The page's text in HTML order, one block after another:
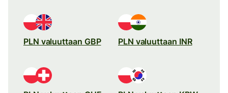
PLN valuuttaan GBP PLN valuuttaan INR